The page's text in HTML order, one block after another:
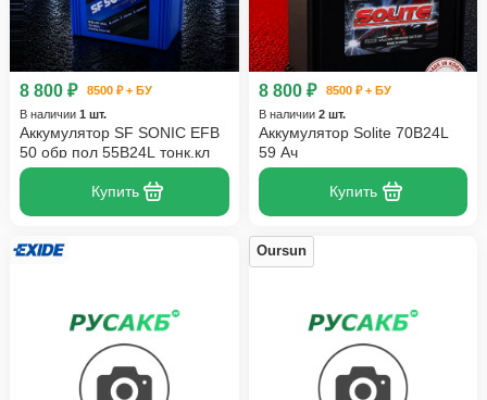
8 800 ₽
8500 ₽ + БУ
В наличии 1 шт.
Аккумулятор SF SONIC EFB
50 обр пол 55B24L тонк.кл
Купить
8 800 ₽
8500 ₽ + БУ
В наличии 2 шт.
Аккумулятор Solite 70B24L
59 Ач
Купить
Oursun